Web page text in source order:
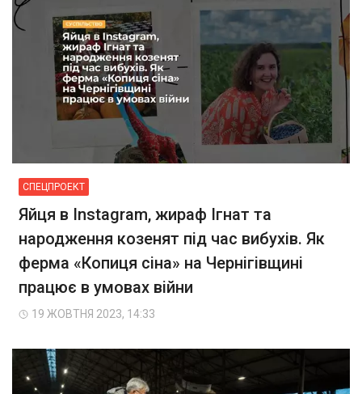
СПЕЦПРОЕКТ
Яйця в Instagram, жираф Ігнат та
народження козенят під час вибухів. Як
ферма «Копиця сіна» на Чернігівщині
працює в умовах війни
19 ЖОВТНЯ 2023, 14:33